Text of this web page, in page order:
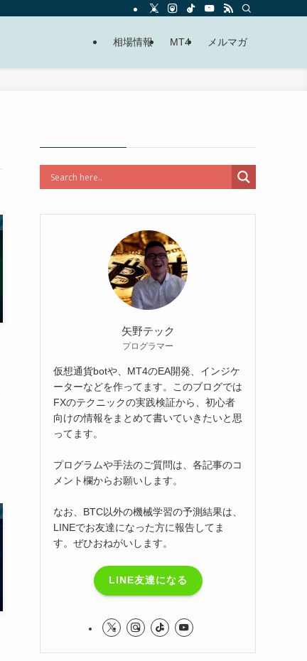
相場情報 MT4 メルマガ
矢野テック
プログラマー
仮想通貨botや、MT4のEA開発、インジケ
ーターなどを作ってます。このブログでは
FXのテクニックの実践検証から、初心者
向けの情報をまとめて書いていきたいと思
ってます。
プログラムや手法のご質問は、各記事のコ
メント欄からお願いします。
なお、BTC以外の機械学習の予測結果は、
LINEでお友達になった方に報告してま
す。ぜひおねがいします。
LINE友達になる